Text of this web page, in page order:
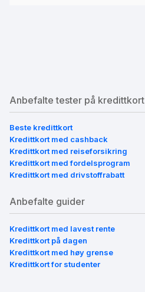
Anbefalte tester på kredittkort
Beste kredittkort
Kredittkort med cashback
Kredittkort med reiseforsikring
Kredittkort med fordelsprogram
Kredittkort med drivstoffrabatt
Anbefalte guider
Kredittkort med lavest rente
Kredittkort på dagen
Kredittkort med høy grense
Kredittkort for studenter